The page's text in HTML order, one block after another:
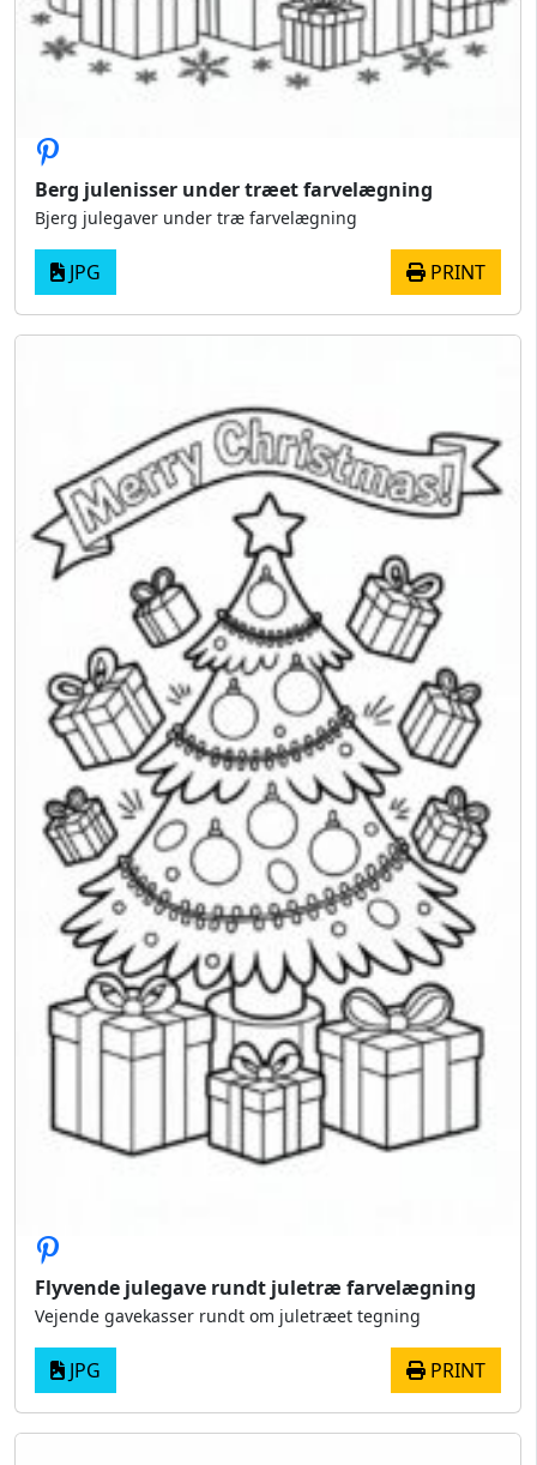
Berg julenisser under træet farvelægning
Bjerg julegaver under træ farvelægning
JPG PRINT
Flyvende julegave rundt juletræ farvelægning
Vejende gavekasser rundt om juletræet tegning
JPG PRINT